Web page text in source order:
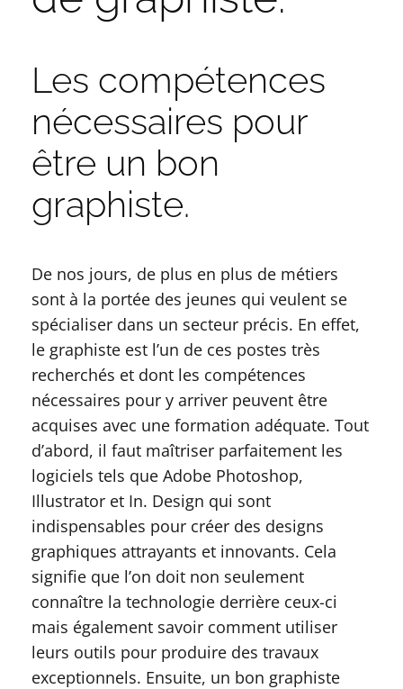
Les compétences
nécessaires pour
être un bon
graphiste.
De nos jours, de plus en plus de métiers
sont à la portée des jeunes qui veulent se
spécialiser dans un secteur précis. En effet,
le graphiste est l’un de ces postes très
recherchés et dont les compétences
nécessaires pour y arriver peuvent être
acquises avec une formation adéquate. Tout
d’abord, il faut maîtriser parfaitement les
logiciels tels que Adobe Photoshop,
Illustrator et In. Design qui sont
indispensables pour créer des designs
graphiques attrayants et innovants. Cela
signifie que l’on doit non seulement
connaître la technologie derrière ceux-ci
mais également savoir comment utiliser
leurs outils pour produire des travaux
exceptionnels. Ensuite, un bon graphiste